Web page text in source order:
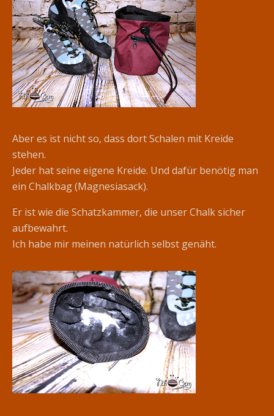
Aber es ist nicht so, dass dort Schalen mit Kreide
stehen.
Jeder hat seine eigene Kreide. Und dafür benötig man
ein Chalkbag (Magnesiasack).
Er ist wie die Schatzkammer, die unser Chalk sicher
aufbewahrt.
Ich habe mir meinen natürlich selbst genäht.